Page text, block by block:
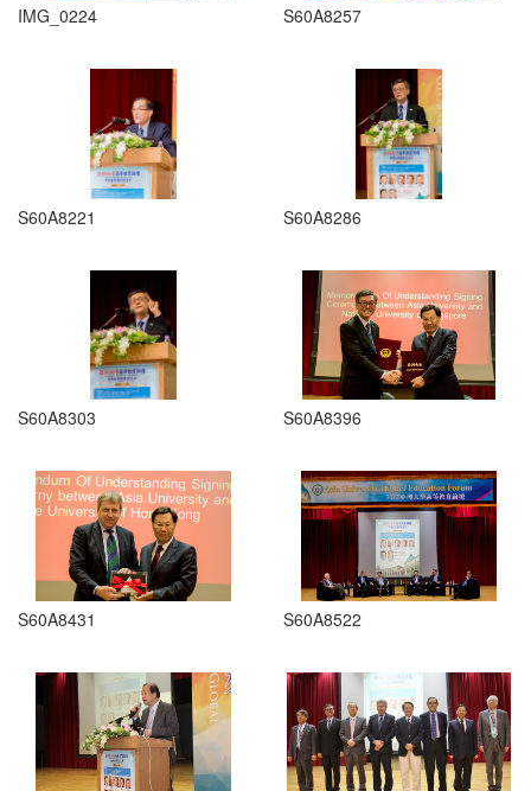
IMG_0224 S60A8257
S60A8221 S60A8286
S60A8303 S60A8396
S60A8431 S60A8522